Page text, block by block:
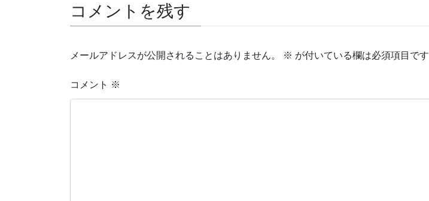
コメントを残す
メールアドレスが公開されることはありません。 ※ が付いている欄は必須項目です
コメント ※